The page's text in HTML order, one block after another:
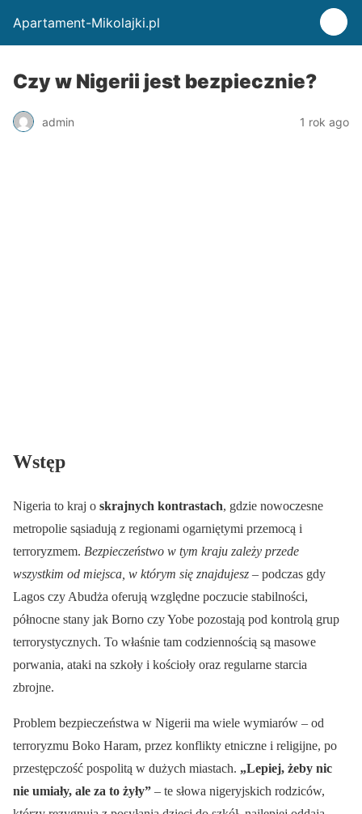
Apartament-Mikolajki.pl
Czy w Nigerii jest bezpiecznie?
admin 1 rok ago
Wstęp
Nigeria to kraj o skrajnych kontrastach, gdzie nowoczesne
metropolie sąsiadują z regionami ogarniętymi przemocą i
terroryzmem. Bezpieczeństwo w tym kraju zależy przede
wszystkim od miejsca, w którym się znajdujesz – podczas gdy
Lagos czy Abudża oferują względne poczucie stabilności,
północne stany jak Borno czy Yobe pozostają pod kontrolą grup
terrorystycznych. To właśnie tam codziennością są masowe
porwania, ataki na szkoły i kościoły oraz regularne starcia
zbrojne.
Problem bezpieczeństwa w Nigerii ma wiele wymiarów – od
terroryzmu Boko Haram, przez konflikty etniczne i religijne, po
przestępczość pospolitą w dużych miastach. „Lepiej, żeby nic
nie umiały, ale za to żyły” – te słowa nigeryjskich rodziców,